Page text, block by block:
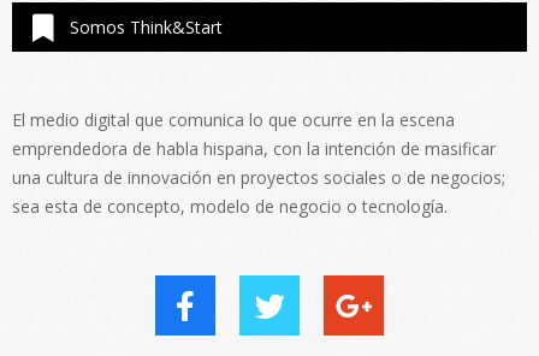
Somos Think&Start
El medio digital que comunica lo que ocurre en la escena
emprendedora de habla hispana, con la intención de masificar
una cultura de innovación en proyectos sociales o de negocios;
sea esta de concepto, modelo de negocio o tecnología.